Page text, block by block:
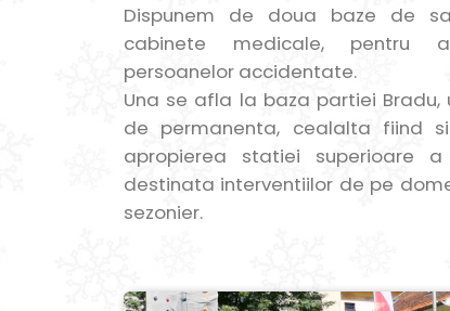
Dispunem de doua baze de
cabinete medicale, pentru
persoanelor accidentate.
Una se afla la baza partiei
de permanenta, cealalta fiind
apropierea statiei superioare a
destinata interventiilor de pe
sezonier.